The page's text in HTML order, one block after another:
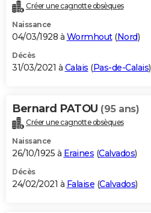
Créer une cagnotte obsèques
Naissance
04/03/1928 à Wormhout(Nord)
Décès
31/03/2021 à Calais (Pas-de-Calais)
Bernard PATOU (95 ans)
Créer une cagnotte obsèques
Naissance
26/10/1925 à Eraines (Calvados)
Décès
24/02/2021 à Falaise (Calvados)